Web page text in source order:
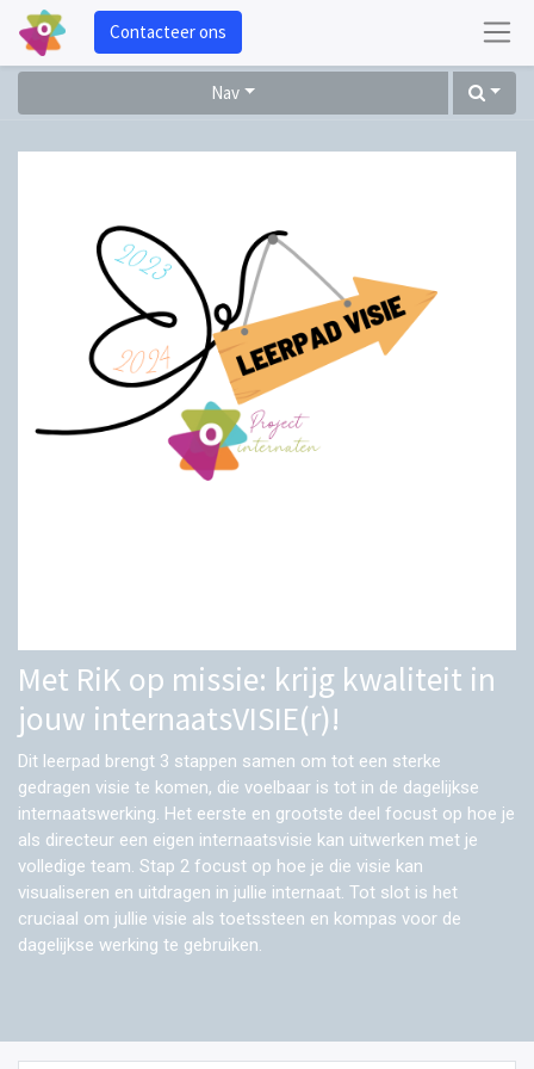
Contacteer ons
Nav
Met RiK op missie: krijg kwaliteit in
jouw internaatsVISIE(r)!
Dit leerpad brengt 3 stappen samen om tot een sterke
gedragen visie te komen, die voelbaar is tot in de dagelijkse
internaatswerking. Het eerste en grootste deel focust op hoe je
als directeur een eigen internaatsvisie kan uitwerken met je
volledige team. Stap 2 focust op hoe je die visie kan
visualiseren en uitdragen in jullie internaat. Tot slot is het
cruciaal om jullie visie als toetssteen en kompas voor de
dagelijkse werking te gebruiken.